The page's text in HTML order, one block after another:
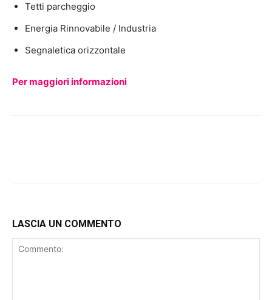
Tetti parcheggio
Energia Rinnovabile / Industria
Segnaletica orizzontale
Per maggiori informazioni
LASCIA UN COMMENTO